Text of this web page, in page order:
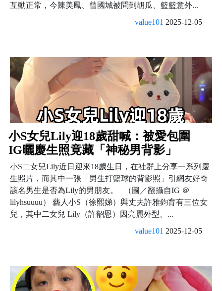
互動正常，今陳美鳳、曾國城被問到胡瓜、籃籃意外...
value101 2025-12-05
小S女兒Lily迎18歲甜喊：被愛包圍
IG曬慶生照竟藏「神秘男背影」
小S二女兒Lily近日迎來18歲生日，在社群上分享一系列慶
生照片，而其中一張「男生打籃球的背影照」引網友好奇
該名男生是否為Lily的男朋友。 （圖／翻攝自IG ＠
lilyhsuuuu） 藝人小S（徐熙娣）與丈夫許雅鈞育有三位女
兒，其中二女兒 Lily（許韶恩）因亮麗外型、...
value101 2025-12-05